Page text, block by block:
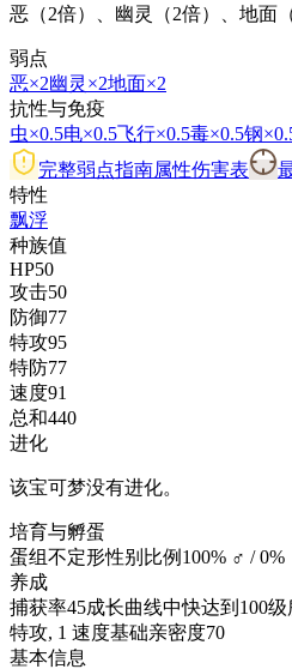
恶（2倍）、幽灵（2倍）、地面
弱点
恶×2幽灵 ×2地面×2
抗性与免疫
虫×0.5电×0.5飞行×0.5毒×0.5钢
完整弱点指南属性伤害表
特性
飘浮
种族值
HP50
攻击50
防御77
特攻95
特防77
速度91
总和440
进化
该宝可梦没有进化。
培育与孵蛋
蛋组不定形性别比例 100% ♂ / 0%
养成
捕获率45成长曲线中快达到100
特攻, 1 速度基础亲密度70
基本信息